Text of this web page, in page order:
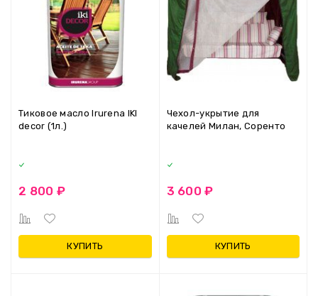
Тиковое масло Irurena IKI
decor (1л.)
2 800 ₽
КУПИТЬ
Чехол-укрытие для
качелей Милан, Соренто
3 600 ₽
КУПИТЬ